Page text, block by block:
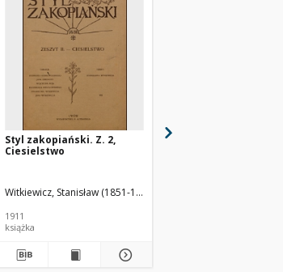
Styl zakopiański. Z. 2,
Ciesielstwo
Witkiewicz, Stanisław (1851-1915)
1911
książka